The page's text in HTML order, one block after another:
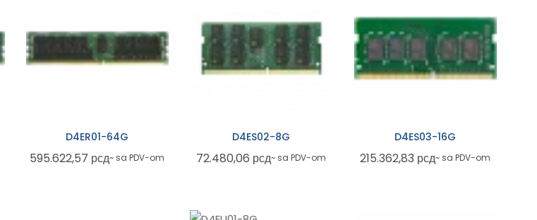
D4ER01-64G
595.622,57 рсд~ sa PDV-om
D4ES02-8G
72.480,06 рсд~ sa PDV-om
D4ES03-16G
215.362,83 рсд~ sa PDV-om